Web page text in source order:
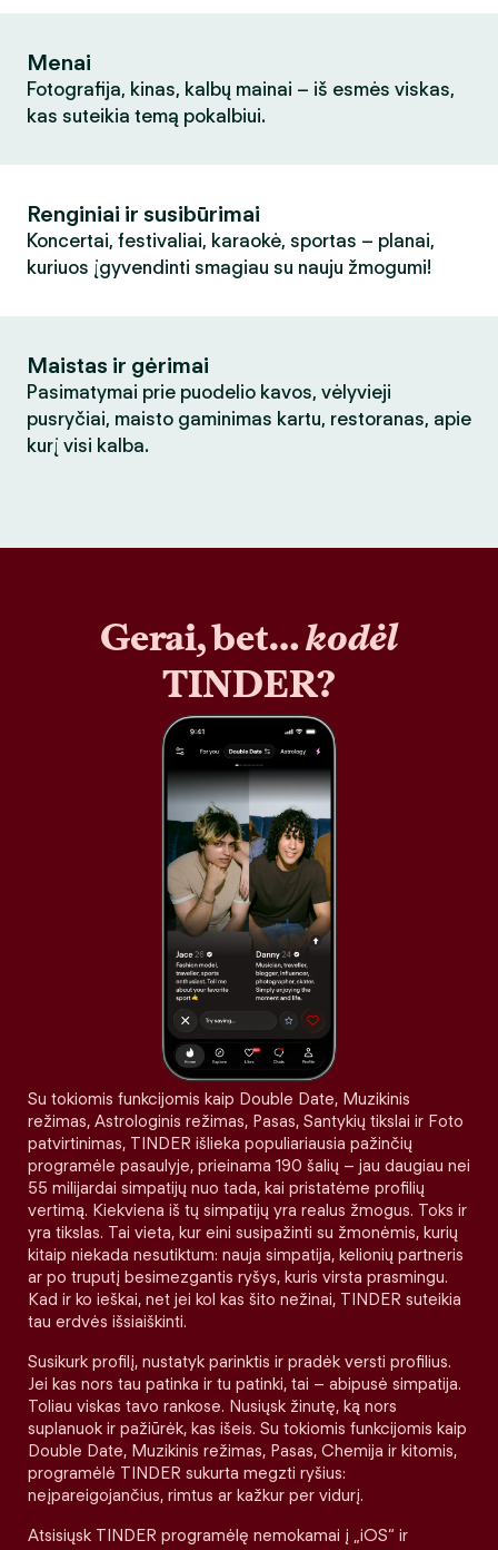
Menai
Fotografija, kinas, kalbų mainai – iš esmės viskas,
kas suteikia temą pokalbiui.
Renginiai ir susibūrimai
Koncertai, festivaliai, karaokė, sportas – planai,
kuriuos įgyvendinti smagiau su nauju žmogumi!
Maistas ir gėrimai
Pasimatymai prie puodelio kavos, vėlyvieji
pusryčiai, maisto gaminimas kartu, restoranas, apie
kurį visi kalba.
Gerai, bet…kodėl
TINDER?
Su tokiomis funkcijomis kaip Double Date, Muzikinis
režimas, Astrologinis režimas, Pasas, Santykių tikslai ir Foto
patvirtinimas, TINDER išlieka populiariausia pažinčių
programėle pasaulyje, prieinama 190 šalių – jau daugiau nei
55 milijardai simpatijų nuo tada, kai pristatėme profilių
vertimą. Kiekviena iš tų simpatijų yra realus žmogus. Toks ir
yra tikslas. Tai vieta, kur eini susipažinti su žmonėmis, kurių
kitaip niekada nesutiktum: nauja simpatija, kelionių partneris
ar po truputį besimezgantis ryšys, kuris virsta prasmingu.
Kad ir ko ieškai, net jei kol kas šito nežinai, TINDER suteikia
tau erdvės išsiaiškinti.
Susikurk profilį, nustatyk parinktis ir pradėk versti profilius.
Jei kas nors tau patinka ir tu patinki, tai – abipusė simpatija.
Toliau viskas tavo rankose. Nusiųsk žinutę, ką nors
suplanuok ir pažiūrėk, kas išeis. Su tokiomis funkcijomis kaip
Double Date, Muzikinis režimas, Pasas, Chemija ir kitomis,
programėlė TINDER sukurta megzti ryšius:
neįpareigojančius, rimtus ar kažkur per vidurį.
Atsisiųsk TINDER programėlę nemokamai į „iOS“ ir